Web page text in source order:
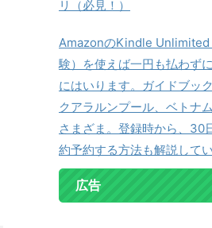
リ（必見！）
AmazonのKindle Unlimited
験）を使えば一円も払わず
にはいります。ガイドブッ
クアラルンプール、ベトナ
さまざま。登録時から、30
約予約する方法も解説してい
広告